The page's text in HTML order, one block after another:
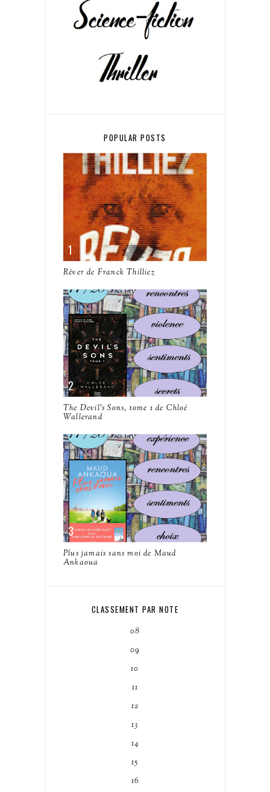
POPULAR POSTS
Rêver de Franck Thilliez
The Devil's Sons, tome 1 de Chloé
Wallerand
Plus jamais sans moi de Maud
Ankaoua
CLASSEMENT PAR NOTE
08
09
10
11
12
13
14
15
16